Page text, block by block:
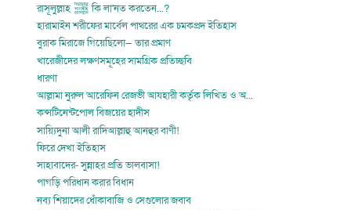
রাসূলুল্লাহ ﷺ কি লা'নত করতেন...?
হারামাইন শরীফের মার্বেল পাথরের এক চমকপ্রদ ইতিহাস
বুরাক মিরাজে গিয়েছিলো— তার প্রমাণ
খারেজীদের লক্ষণসমূহের সামগ্রিক প্রতিচ্ছবি
ধারণা
আল্লামা নুরুল আরেফিন রেজভী আযহারী কর্তৃক লিখিত ও অ...
কন্সটিনেন্টপোল বিজয়ের হাদীস
সায়্যিদুনা আলী রাদিআল্লাহু আনহুর বাণী!
ফিরে দেখা ইতিহাস
সাহাবাদের- সুন্নাহর প্রতি ভালবাসা!
পাগড়ি পরিধান করার বিধান
নব্য শিয়াদের ধোঁকাবাজি ও সেগুলোর জবাব